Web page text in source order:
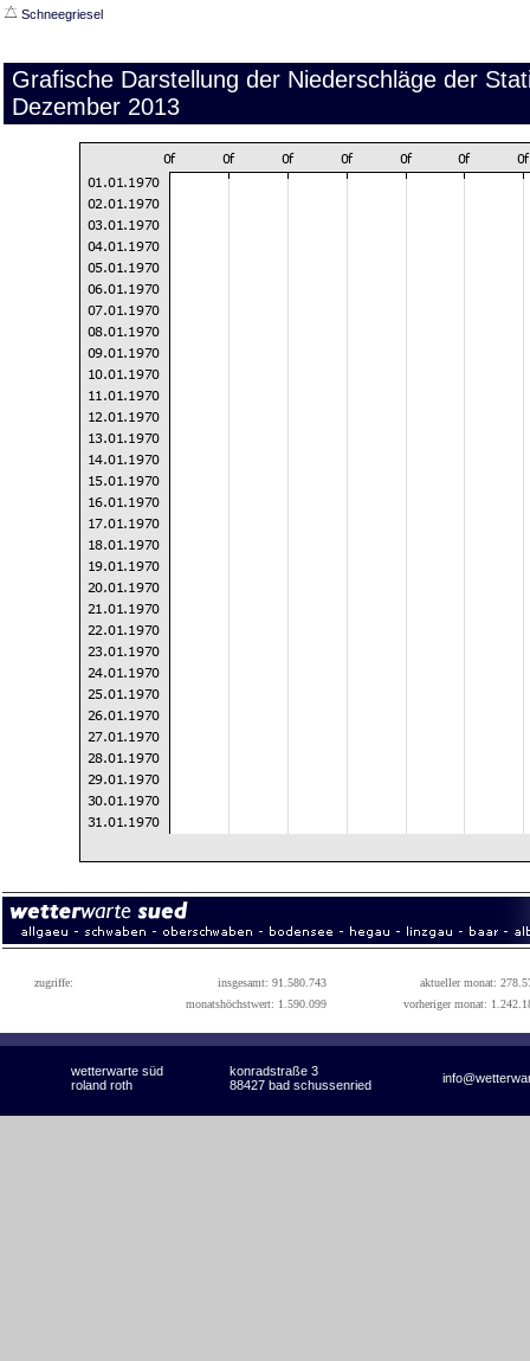
Schneegriesel
Grafische Darstellung der Niederschläge der
Dezember 2013
zugriffe: insgesamt: 91.580.743
aktueller monat:
monatshöchstwert: 1.590.099
vorheriger monat:
wetterwarte süd konradstraße 3
roland roth 88427 bad schussenried